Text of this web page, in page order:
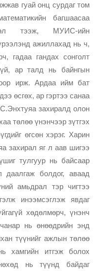
гуай онц сурдаг том
багшаасаа
тээж, МУИС-ийн
ажиллахад нь ч,
гадаа гандах сонголт
ар талд нь байнгын
ирж. Ардаа ийм бат
өсгөх, ар гэртээ санаа
захиралд олон
төлөө үнэнчээр зүтгэх
өгсөн хэрэг. Харин
захирал яг л аав шигээ
тулгуур нь байсаар
даалгаж болдог, аваад
амьдрал тэр чигтээ
инээмсэглэж явдаг
хөдөлмөрч, үнэнч
нь өнөөдрийн энд
түүнийг ажлын төлөө
хамгийн итгэж болох
нь түүнд байдаг